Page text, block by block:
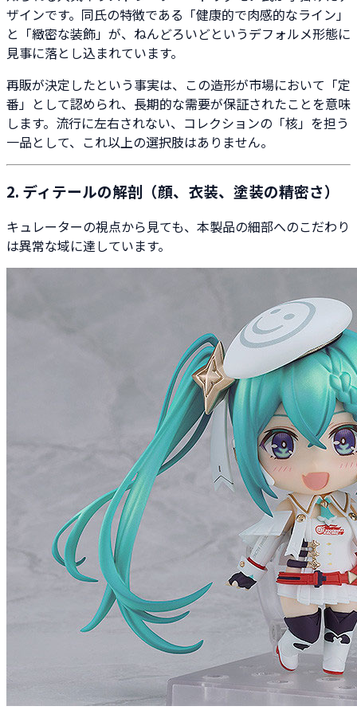
ザインです。同氏の特徴である「健康的で肉感的なライン」
と「緻密な装飾」が、ねんどろいどというデフォルメ形態に
見事に落とし込まれています。
再販が決定したという事実は、この造形が市場において「定
番」として認められ、長期的な需要が保証されたことを意味
します。流行に左右されない、コレクションの「核」を担う
一品として、これ以上の選択肢はありません。
2. ディテールの解剖（顔、衣装、塗装の精密さ）
キュレーターの視点から見ても、本製品の細部へのこだわり
は異常な域に達しています。